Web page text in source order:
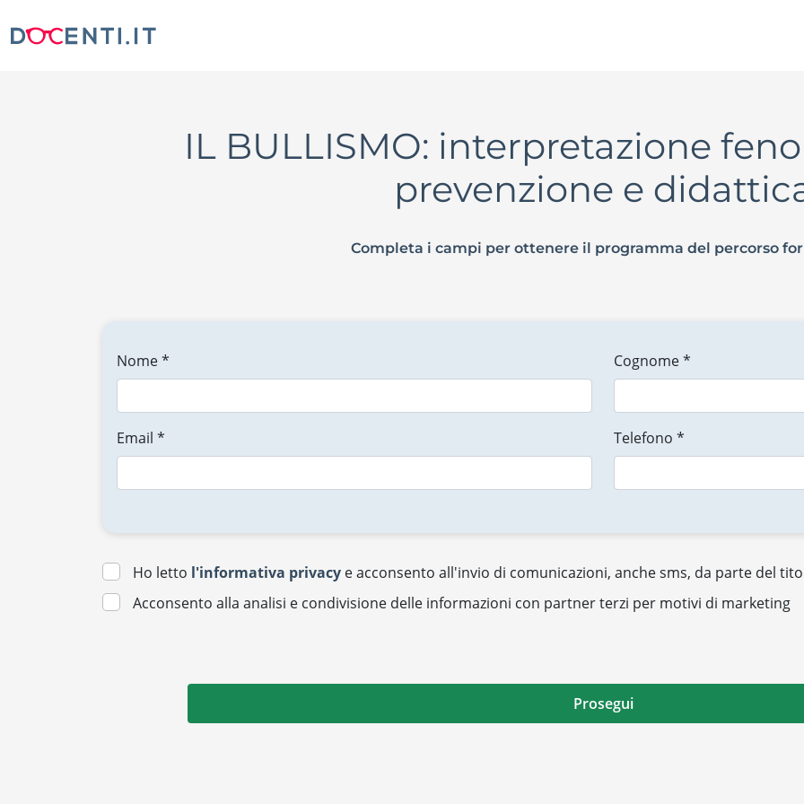
IL BULLISMO: interpretazione
prevenzione e
Completa i campi per ottenere il programma del percorso
Nome * Cognome *
Email * Telefono *
Ho letto l'informativa privacy e acconsento all'invio di comunicazioni, anche sms, da parte del
Acconsento alla analisi e condivisione delle informazioni con partner terzi per motivi di marketing